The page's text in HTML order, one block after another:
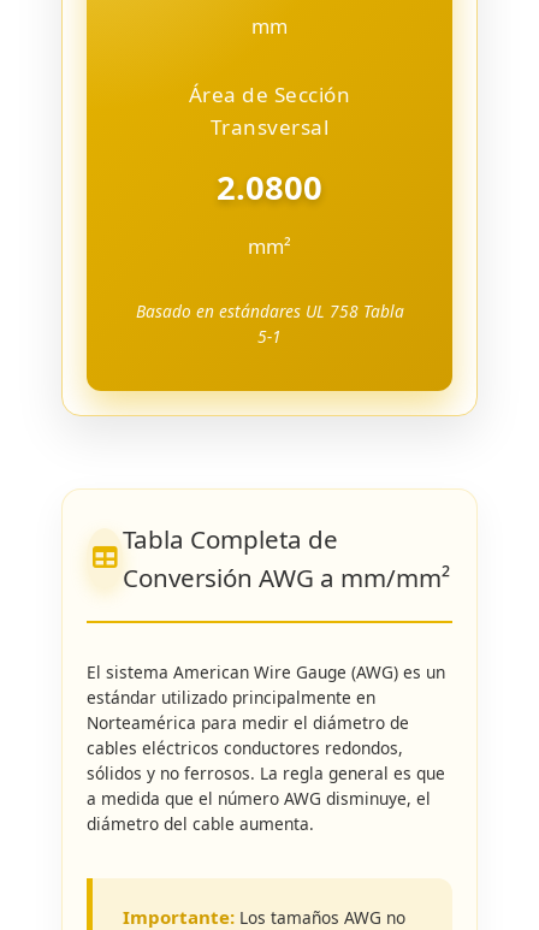
mm
Área de Sección
Transversal
2.0800
mm²
Basado en estándares UL 758 Tabla
5-1
Tabla Completa de
Conversión AWG a mm/mm²
El sistema American Wire Gauge (AWG) es un
estándar utilizado principalmente en
Norteamérica para medir el diámetro de
cables eléctricos conductores redondos,
sólidos y no ferrosos. La regla general es que
a medida que el número AWG disminuye, el
diámetro del cable aumenta.
Importante: Los tamaños AWG no